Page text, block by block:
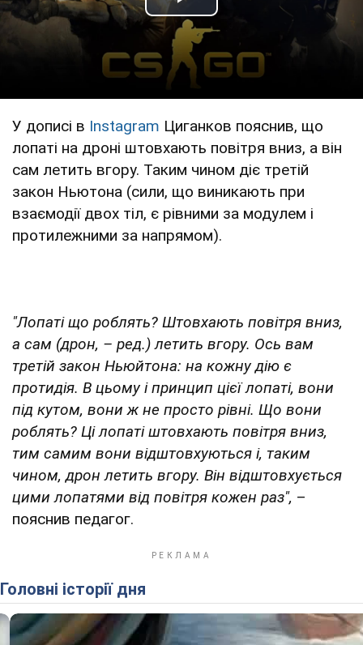
Play Video
У дописі в Instagram Циганков пояснив, що
лопаті на дроні штовхають повітря вниз, а він
сам летить вгору. Таким чином діє третій
закон Ньютона (сили, що виникають при
взаємодії двох тіл, є рівними за модулем і
протилежними за напрямом).
"Лопаті що роблять? Штовхають повітря вниз,
а сам (дрон, – ред.) летить вгору. Ось вам
третій закон Ньюйтона: на кожну дію є
протидія. В цьому і принцип цієї лопаті, вони
під кутом, вони ж не просто рівні. Що вони
роблять? Ці лопаті штовхають повітря вниз,
тим самим вони відштовхуються і, таким
чином, дрон летить вгору. Він відштовхується
цими лопатями від повітря кожен раз", –
пояснив педагог.
Головні історії дня